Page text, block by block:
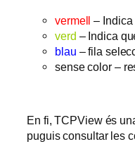
vermell– Indica
verd – Indica
blau – fila
sense color –
En fi, TCPView és
puguis consultar les